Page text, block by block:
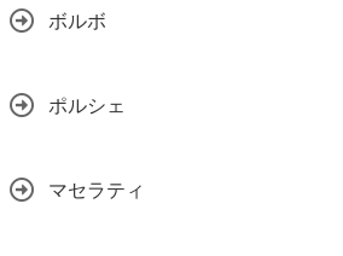
ボルボ
ポルシェ
マセラティ